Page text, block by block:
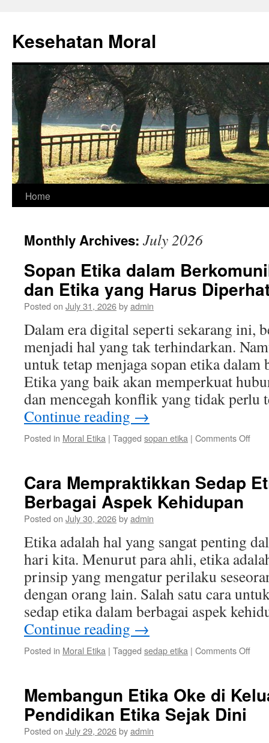
content
Kesehatan Moral
Home
Monthly Archives: July 2026
Sopan Etika dalam
dan Etika yang Harus
Posted on July 31, 2026byadmin
Dalam era digital seperti sekarang ini,
menjadi hal yang tak terhindarkan.
untuk tetap menjaga sopan etika
Etika yang baik akan memperkuat
dan mencegah konflik yang tidak
Continue reading →
Posted in Moral Etika | Tagged sopan etika | Comments Offon
yang
Cara Mempraktikkan Sedap
Berbagai Aspek Kehidupan
Posted on July 30, 2026byadmin
Etika adalah hal yang sangat penting
hari kita. Menurut para ahli, etika
prinsip yang mengatur perilaku
dengan orang lain. Salah satu cara
sedap etika dalam berbagai aspek
Continue reading →
Posted in Moral Etika | Tagged sedap etika | Comments Offon
Etika
Membangun Etika Oke di
Pendidikan Etika Sejak Dini
Posted on July 29, 2026byadmin